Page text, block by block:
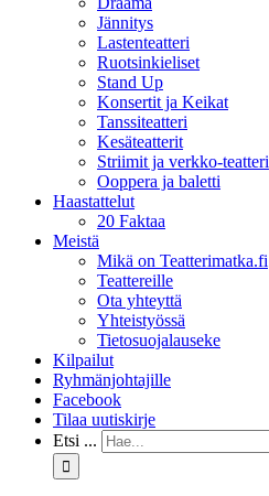
Jännitys
Lastenteatteri
Ruotsinkieliset
Stand Up
Konsertit ja Keikat
Tanssiteatteri
Kesäteatterit
Striimit ja verkko-teatteri
Ooppera ja baletti
Haastattelut
20 Faktaa
Meistä
Mikä on Teatterimatka.fi
Teattereille
Ota yhteyttä
Yhteistyössä
Tietosuojalauseke
Kilpailut
Ryhmänjohtajille
Facebook
Tilaa uutiskirje
Etsi ...